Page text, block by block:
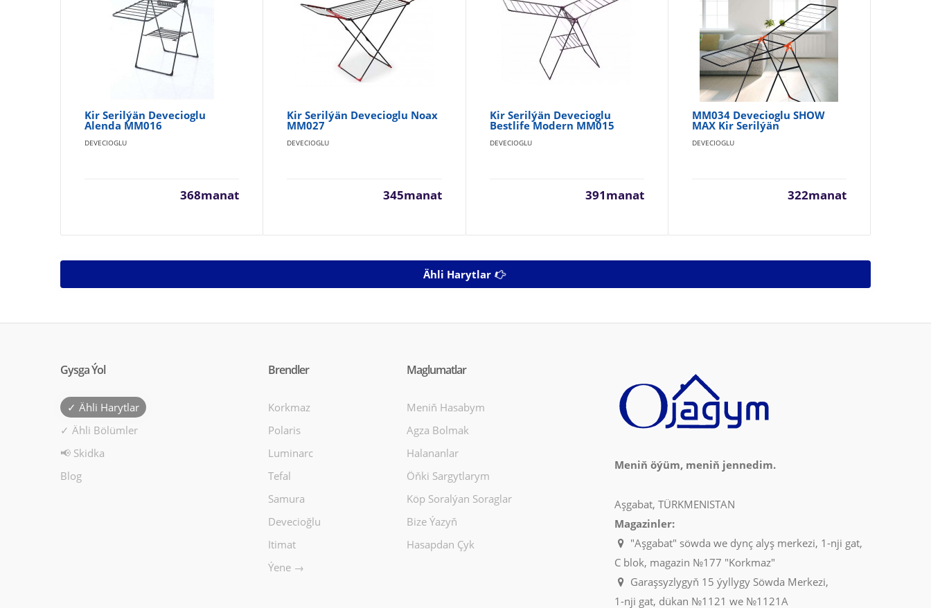
Kir Serilýän Devecioglu
Alenda MM016
DEVECIOGLU
368manat
Kir Serilýän Devecioglu Noax
MM027
DEVECIOGLU
345manat
Kir Serilýän Devecioglu
Bestlife Modern MM015
DEVECIOGLU
391manat
MM034 Devecioglu SHOW
MAX Kir Serilýän
DEVECIOGLU
322manat
Ähli Harytlar
Gysga Ýol
✓ Ähli Harytlar
✓ Ähli Bölümler
📢 Skidka
Blog
Brendler
Korkmaz
Polaris
Luminarc
Tefal
Samura
Devecioğlu
Itimat
Ýene →
Maglumatlar
Meniň Hasabym
Agza Bolmak
Halananlar
Öňki Sargytlarym
Köp Soralýan Soraglar
Bize Ýazyň
Hasapdan Çyk
Meniň öýüm, meniň jennedim.
Aşgabat, TÜRKMENISTAN
Magazinler:
"Aşgabat" söwda we dynç alyş merkezi, 1-nji gat,
C blok, magazin №177 "Korkmaz"
Garaşsyzlygyň 15 ýyllygy Söwda Merkezi,
1-nji gat, dükan №1121 we №1121A